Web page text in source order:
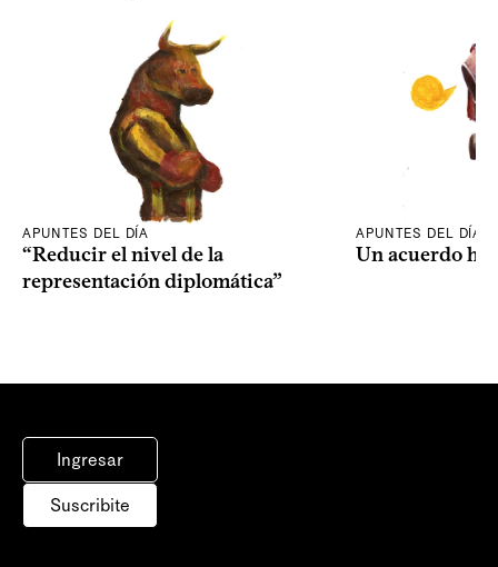
APUNTES DEL DÍA
“Reducir el nivel de la
representación diplomática”
APUNTES DEL DÍA
Un acuerdo
Ingresar
Suscribite